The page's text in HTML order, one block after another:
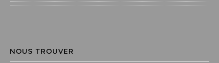
NOUS TROUVER